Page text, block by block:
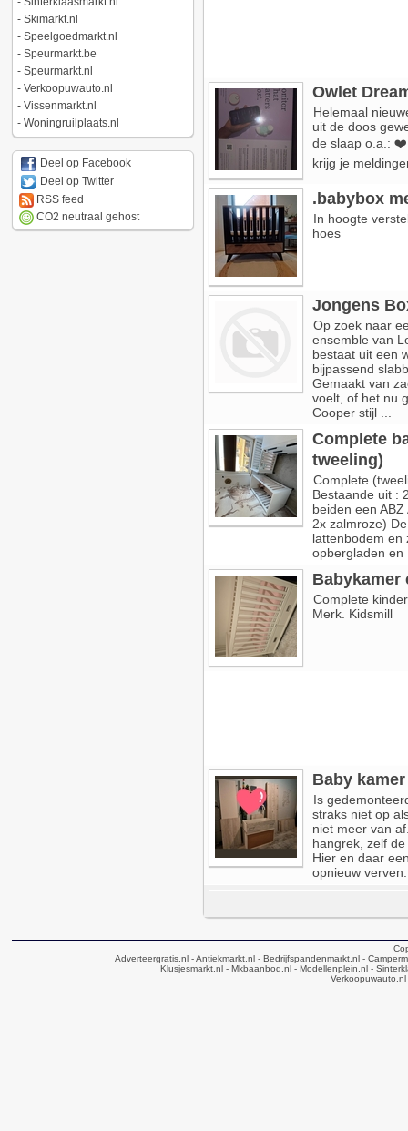
- Skimarkt.nl
- Speelgoedmarkt.nl
- Speurmarkt.be
- Speurmarkt.nl
- Verkoopuwauto.nl
- Vissenmarkt.nl
- Woningruilplaats.nl
Deel op Facebook
Deel op Twitter
RSS feed
CO2 neutraal gehost
Owlet
Helemaal
uit de doos
de slaap o.a.:
krijg je
.babybox
In hoogte
hoes
Jongens
Op zoek naar
ensemble van
bestaat uit een
bijpassend
Gemaakt van
voelt, of het nu
Cooper stijl ...
Complete
tweeling)
Complete
Bestaande uit :
beiden een
2x zalmroze)
lattenbodem en
opbergladen en
Babykamer
Complete
Merk. Kidsmill
Baby
Is
straks niet op
niet meer van
hangrek, zelf
Hier en daar
opnieuw
Adverteergratis.nl - Antiekmarkt.nl - Bedrijfspandenmarkt.nl -
Klusjesmarkt.nl- Mkbaanbod.nl- Modellenplein.nl-
Verkoopuwauto.nl